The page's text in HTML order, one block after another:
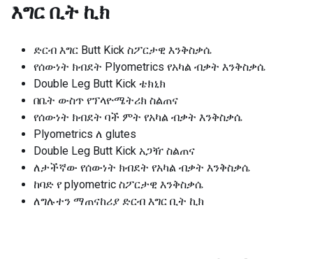
እግር ቢት ኪክ
ድርብ እግር Butt Kick ስፖርታዊ እንቅስቃሴ
የሰውነት ክብደት Plyometrics የአካል ብቃት እንቅስቃሴ
Double Leg Butt Kick ቴክኒክ
በቤት ውስጥ የፕላዮሜትሪክ ስልጠና
የሰውነት ክብደት ባች ምት የአካል ብቃት እንቅስቃሴ
Plyometrics ለ glutes
Double Leg Butt Kick አጋዥ ስልጠና
ለታችኛው የሰውነት ክብደት የአካል ብቃት እንቅስቃሴ
ከባድ የ plyometric ስፖርታዊ እንቅስቃሴ
ለግሉተን ማጠናከሪያ ድርብ እግር ቢት ኪክ